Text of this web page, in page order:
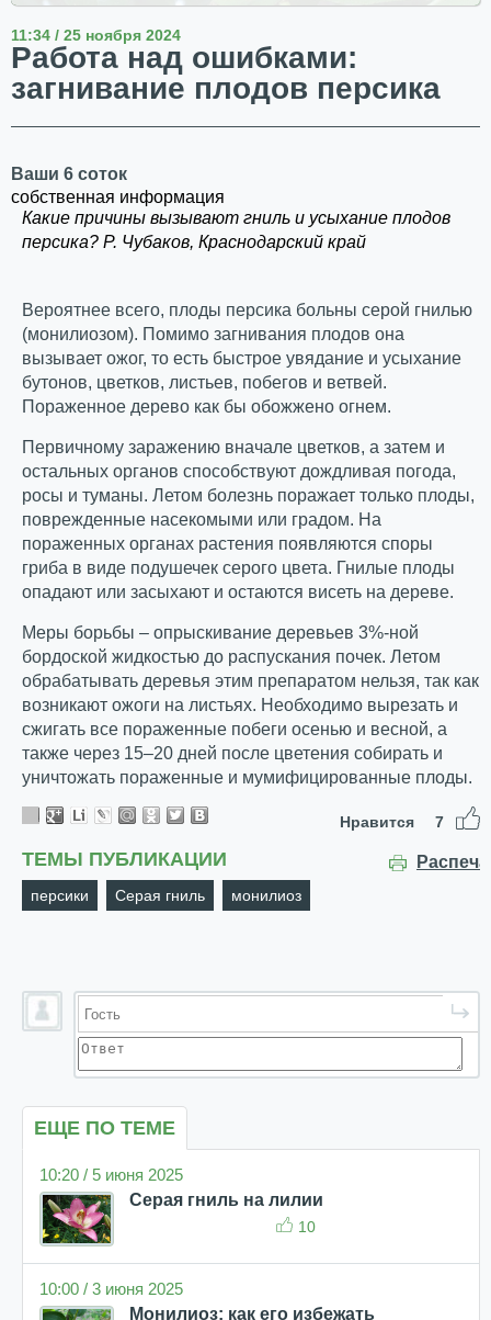
11:34 / 25 ноября 2024
Работа над ошибками:
загнивание плодов персика
Ваши 6 соток
собственная информация
Какие причины вызывают гниль и усыхание плодов
персика? Р. Чубаков, Краснодарский край
Вероятнее всего, плоды персика больны серой гнилью
(монилиозом). Помимо загнивания плодов она
вызывает ожог, то есть быстрое увядание и усыхание
бутонов, цветков, листьев, побегов и ветвей.
Пораженное дерево как бы обожжено огнем.
Первичному заражению вначале цветков, а затем и
остальных органов способствуют дождливая погода,
росы и туманы. Летом болезнь поражает только плоды,
поврежденные насекомыми или градом. На
пораженных органах растения появляются споры
гриба в виде подушечек серого цвета. Гнилые плоды
опадают или засыхают и остаются висеть на дереве.
Меры борьбы – опрыскивание деревьев 3%-ной
бордоской жидкостью до распускания почек. Летом
обрабатывать деревья этим препаратом нельзя, так как
возникают ожоги на листьях. Необходимо вырезать и
сжигать все пораженные побеги осенью и весной, а
также через 15–20 дней после цветения собирать и
уничтожать пораженные и мумифицированные плоды.
Нравится 7
ТЕМЫ ПУБЛИКАЦИИ
персики Серая гниль монилиоз
ЕЩЕ ПО ТЕМЕ
10:20 / 5 июня 2025
Серая гниль на лилии
10
10:00 / 3 июня 2025
Монилиоз: как его избежать